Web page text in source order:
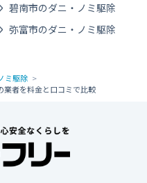
碧南市のダニ・ノミ駆除
弥富市のダニ・ノミ駆除
ミ駆除
業者を料金と口コミで比較